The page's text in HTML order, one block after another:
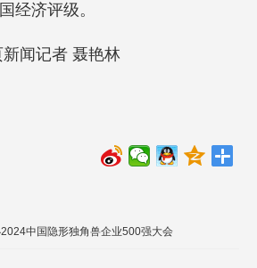
经济评级。
闻记者 聂艳林
中国隐形独角兽企业500强大会